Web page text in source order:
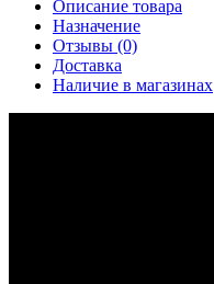
Описание товара
Назначение
Отзывы (0)
Доставка
Наличие в магазинах